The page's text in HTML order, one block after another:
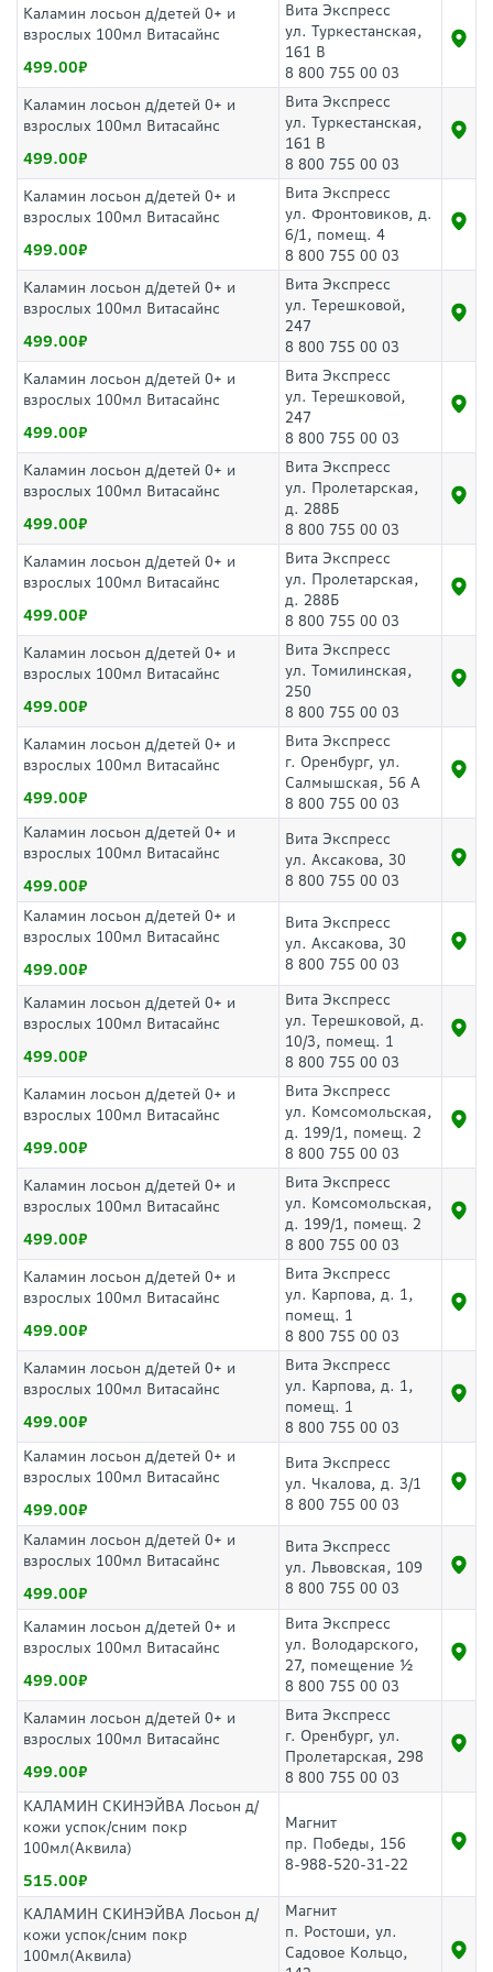
Каламин лосьон д/детей 0+ и
взрослых 100мл Витасайнс
499.00
Вита Экспресс
ул. Туркестанская,
161 В
8 800 755 00 03
Каламин лосьон д/детей 0+ и
взрослых 100мл Витасайнс
499.00
Вита Экспресс
ул. Туркестанская,
161 В
8 800 755 00 03
Каламин лосьон д/детей 0+ и
взрослых 100мл Витасайнс
499.00
Вита Экспресс
ул. Фронтовиков, д.
6/1, помещ. 4
8 800 755 00 03
Каламин лосьон д/детей 0+ и
взрослых 100мл Витасайнс
499.00
Вита Экспресс
ул. Терешковой,
247
8 800 755 00 03
Каламин лосьон д/детей 0+ и
взрослых 100мл Витасайнс
499.00
Вита Экспресс
ул. Терешковой,
247
8 800 755 00 03
Каламин лосьон д/детей 0+ и
взрослых 100мл Витасайнс
499.00
Вита Экспресс
ул. Пролетарская,
д. 288Б
8 800 755 00 03
Каламин лосьон д/детей 0+ и
взрослых 100мл Витасайнс
499.00
Вита Экспресс
ул. Пролетарская,
д. 288Б
8 800 755 00 03
Каламин лосьон д/детей 0+ и
взрослых 100мл Витасайнс
499.00
Вита Экспресс
ул. Томилинская,
250
8 800 755 00 03
Каламин лосьон д/детей 0+ и
взрослых 100мл Витасайнс
499.00
Вита Экспресс
г. Оренбург, ул.
Салмышская, 56 А
8 800 755 00 03
Каламин лосьон д/детей 0+ и
взрослых 100мл Витасайнс
499.00
Вита Экспресс
ул. Аксакова, 30
8 800 755 00 03
Каламин лосьон д/детей 0+ и
взрослых 100мл Витасайнс
499.00
Вита Экспресс
ул. Аксакова, 30
8 800 755 00 03
Каламин лосьон д/детей 0+ и
взрослых 100мл Витасайнс
499.00
Вита Экспресс
ул. Терешковой, д.
10/3, помещ. 1
8 800 755 00 03
Каламин лосьон д/детей 0+ и
взрослых 100мл Витасайнс
499.00
Вита Экспресс
ул. Комсомольская,
д. 199/1, помещ. 2
8 800 755 00 03
Каламин лосьон д/детей 0+ и
взрослых 100мл Витасайнс
499.00
Вита Экспресс
ул. Комсомольская,
д. 199/1, помещ. 2
8 800 755 00 03
Каламин лосьон д/детей 0+ и
взрослых 100мл Витасайнс
499.00
Вита Экспресс
ул. Карпова, д. 1,
помещ. 1
8 800 755 00 03
Каламин лосьон д/детей 0+ и
взрослых 100мл Витасайнс
499.00
Вита Экспресс
ул. Карпова, д. 1,
помещ. 1
8 800 755 00 03
Каламин лосьон д/детей 0+ и
взрослых 100мл Витасайнс
499.00
Вита Экспресс
ул. Чкалова, д. 3/1
8 800 755 00 03
Каламин лосьон д/детей 0+ и
взрослых 100мл Витасайнс
499.00
Вита Экспресс
ул. Львовская, 109
8 800 755 00 03
Каламин лосьон д/детей 0+ и
взрослых 100мл Витасайнс
499.00
Вита Экспресс
ул. Володарского,
27, помещение ½
8 800 755 00 03
Каламин лосьон д/детей 0+ и
взрослых 100мл Витасайнс
499.00
Вита Экспресс
г. Оренбург, ул.
Пролетарская, 298
8 800 755 00 03
КАЛАМИН СКИНЭЙВА Лосьон д/
кожи успок/сним покр
100мл(Аквила)
515.00
Магнит
пр. Победы, 156
8-988-520-31-22
КАЛАМИН СКИНЭЙВА Лосьон д/
кожи успок/сним покр
100мл(Аквила)
Магнит
п. Ростоши, ул.
Садовое Кольцо,